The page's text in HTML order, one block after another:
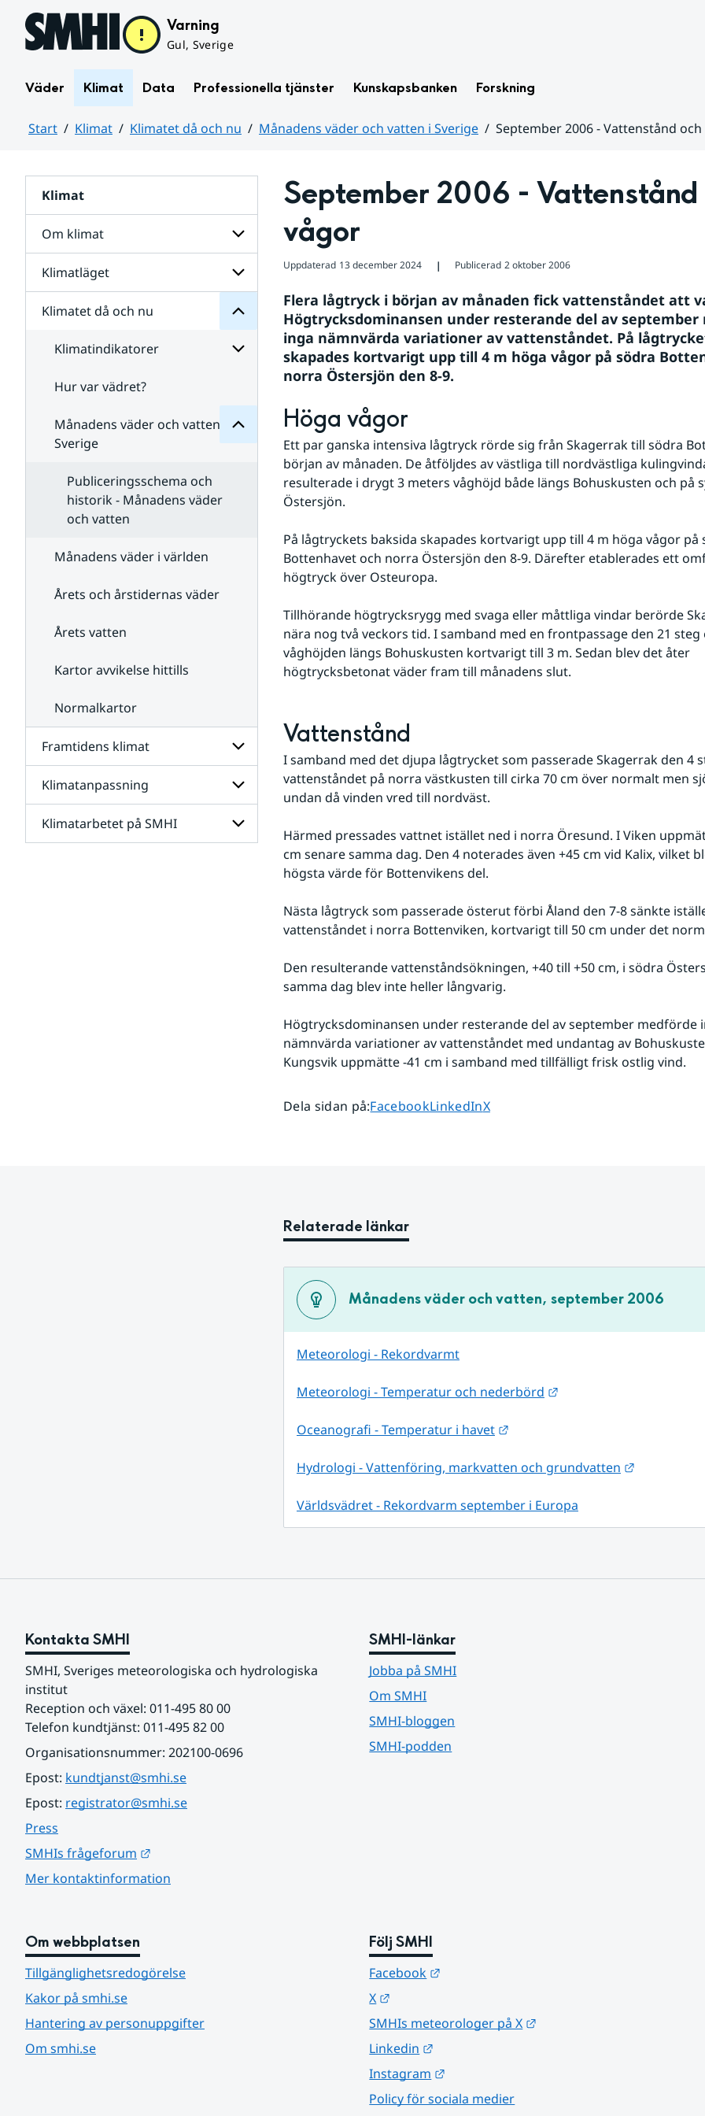
Hoppa till sidans innehåll Varning
Gul, Sverige
Väder Klimat Data Professionella tjänster Kunskapsbanken Forskning
Start Klimat Klimatet då och nu Månadens väder och vatten i Sverige
September 2006 - Vattenstånd
Klimat
Om klimat
Undersidor
för
Om
klimat
Klimatläget
Undersidor
Klimatläget
Klimatet då och nu
Undersidor
för
Klimatet
då
och
Klimatindikatorer
Klimatindikatorer
Hur var vädret?
Månadens väder och vatten i
Sverige
Månadens
väder
vatten
i
Publiceringsschema och
historik - Månadens väder
och vatten
Månadens väder i världen
Årets och årstidernas väder
Årets vatten
Kartor avvikelse hittills
Normalkartor
Framtidens klimat
Undersidor
för
Framtidens
klimat
Klimatanpassning
Undersidor
för
Klimatanpassning
Klimatarbetet på SMHI
Undersidor
September 2006 - Vattenstånd
vågor
Uppdaterad 13 december 2024 ❘ Publicerad 2 oktober 2006
Flera lågtryck i början av månaden fick vattenståndet att
Högtrycksdominansen under resterande del av september
inga nämnvärda variationer av vattenståndet. På
skapades kortvarigt upp till 4 m höga vågor på södra
norra Östersjön den 8-9.
Höga vågor
Ett par ganska intensiva lågtryck rörde sig från Skagerrak till södra
början av månaden. De åtföljdes av västliga till nordvästliga
resulterade i drygt 3 meters våghöjd både längs Bohuskusten och på
Östersjön.
På lågtryckets baksida skapades kortvarigt upp till 4 m höga vågor på
Bottenhavet och norra Östersjön den 8-9. Därefter etablerades ett
högtryck över Osteuropa.
Tillhörande högtrycksrygg med svaga eller måttliga vindar berörde
nära nog två veckors tid. I samband med en frontpassage den 21
våghöjden längs Bohuskusten kortvarigt till 3 m. Sedan blev det åter
högtrycksbetonat väder fram till månadens slut.
Vattenstånd
I samband med det djupa lågtrycket som passerade Skagerrak den 4
vattenståndet på norra västkusten till cirka 70 cm över normalt men
undan då vinden vred till nordväst.
Härmed pressades vattnet istället ned i norra Öresund. I Viken
cm senare samma dag. Den 4 noterades även +45 cm vid Kalix, vilket
högsta värde för Bottenvikens del.
Nästa lågtryck som passerade österut förbi Åland den 7-8 sänkte
vattenståndet i norra Bottenviken, kortvarigt till 50 cm under det
Den resulterande vattenståndsökningen, +40 till +50 cm, i södra
samma dag blev inte heller långvarig.
Högtrycksdominansen under resterande del av september medförde
nämnvärda variationer av vattenståndet med undantag av
Kungsvik uppmätte -41 cm i samband med tillfälligt frisk ostlig vind.
Dela sidan på:Dela sidan på
FacebookDela sidan på
LinkedInDela sidan på
X
Relaterade länkar
Månadens väder och vatten, september 2006
Meteorologi - Rekordvarmt
Meteorologi - Temperatur och nederbörd Länk till annan
Oceanografi - Temperatur i havet Länk till annan webbplats.
Hydrologi - Vattenföring, markvatten och grundvatten Länk till
Världsvädret - Rekordvarm september i Europa
Kontakta SMHI
SMHI, Sveriges meteorologiska och hydrologiska
institut
Reception och växel: 011-495 80 00
Telefon kundtjänst: 011-495 82 00
Organisationsnummer: 202100-0696
Epost: kundtjanst@smhi.se
Epost: registrator@smhi.se
Press
SMHIs frågeforum
Mer kontaktinformation
SMHI-länkar
Jobba på SMHI
Om SMHI
SMHI-bloggen
SMHI-podden
Om webbplatsen
Tillgänglighetsredogörelse
Kakor på smhi.se
Hantering av personuppgifter
Om smhi.se
Följ SMHI
Facebook
X
SMHIs meteorologer på X
Linkedin
Instagram
Policy för sociala medier